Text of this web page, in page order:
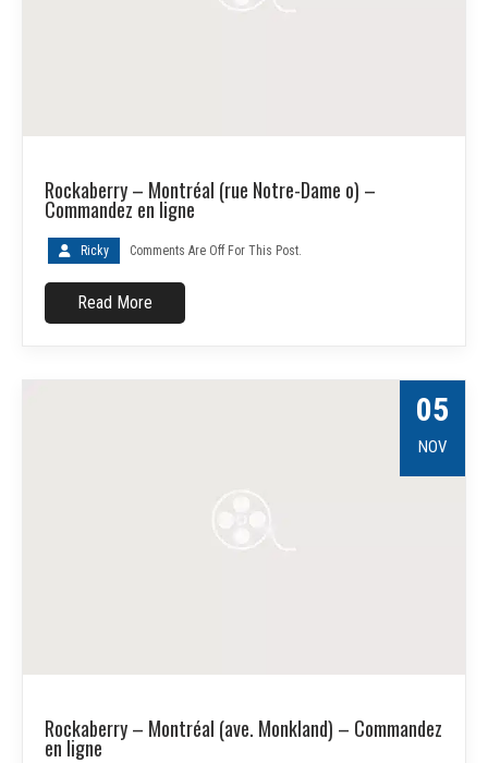
Rockaberry – Montréal (rue Notre-Dame o) –
Commandez en ligne
Ricky Comments Are Off For This Post.
Read More
05
NOV
Rockaberry – Montréal (ave. Monkland) – Commandez
en ligne